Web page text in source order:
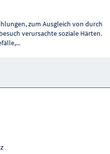
zum Ausgleich von durch
verursachte soziale Härten.
...